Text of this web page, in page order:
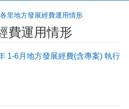
各里地方發展經費運用情形
費運用情形
1-6月地方發展經費(含專案) 執行